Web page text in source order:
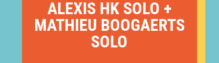
ALEXIS HK SOLO +
MATHIEU BOOGAERTS
SOLO